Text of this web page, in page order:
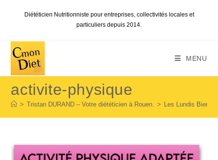
Diététicien Nutritionniste pour entreprises, collectivités locales et
particuliers depuis 2014.
MENU
activite-physique
> Tristan DURAND – Votre diététicien à Rouen. > Les Lundis Bien-